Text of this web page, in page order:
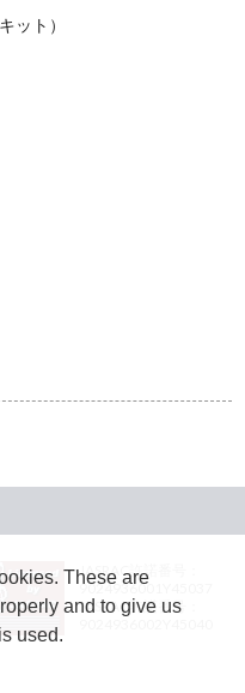
ット）
JASRAC許諾番号：
9024936001Y45037
JASRAC許諾番号：
These are
and to give us
used.